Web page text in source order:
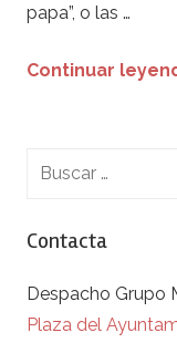
papa”, o las …
Continuar
Contacta
Despacho Grupo
Plaza del